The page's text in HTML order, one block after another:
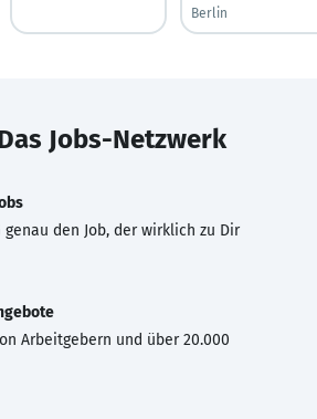
Berlin
Jobs-Netzwerk
genau den Job, der wirklich zu Dir
Arbeitgebern und über 20.000